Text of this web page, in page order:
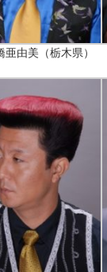
亜由美（栃木県）